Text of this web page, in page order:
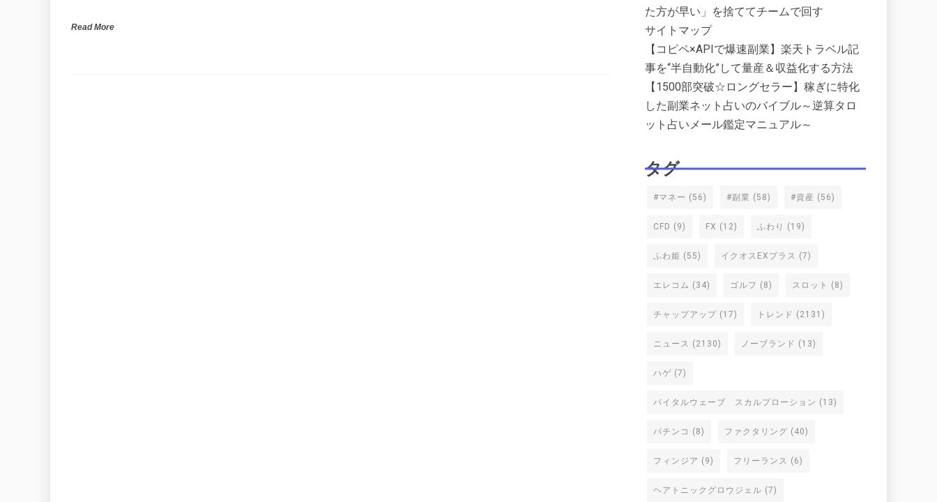
Read More
た方が早い」を捨ててチームで回す
サイトマップ
【コピペ×APIで爆速副業】楽天トラベル記
事を“半自動化”して量産＆収益化する方法
【1500部突破☆ロングセラー】稼ぎに特化
した副業ネット占いのバイブル～逆算タロ
ット占いメール鑑定マニュアル～
タグ
#マネー (56) #副業 (58) #資産 (56)
CFD (9) FX (12) ふわり (19)
ふわ姫 (55) イクオスEXプラス (7)
エレコム (34) ゴルフ (8) スロット (8)
チャップアップ (17) トレンド (2131)
ニュース (2130) ノーブランド (13)
ハゲ (7)
バイタルウェーブ スカルプローション (13)
パチンコ (8) ファクタリング (40)
フィンジア (9) フリーランス (6)
ヘアトニックグロウジェル (7)